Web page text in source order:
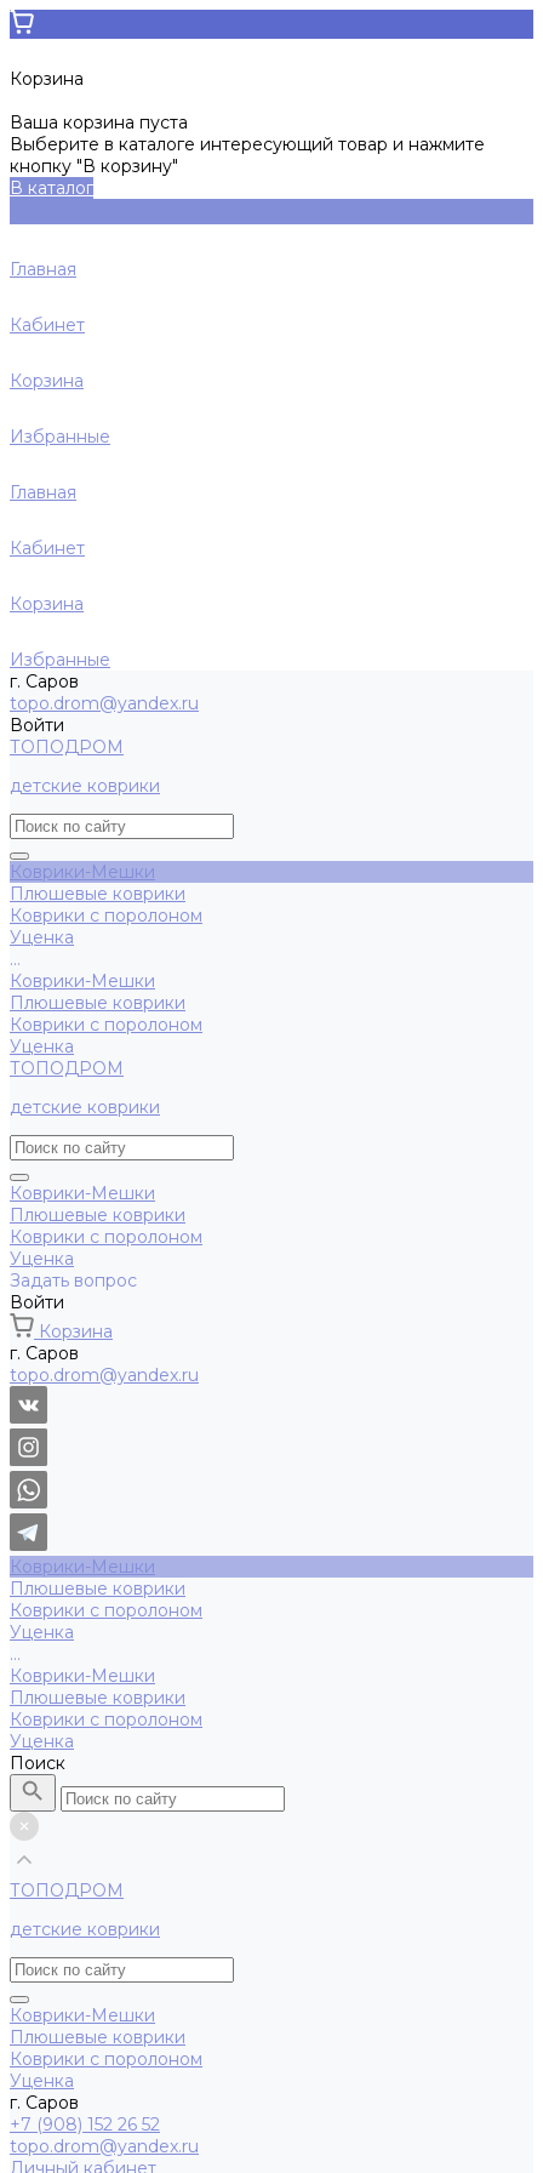
Корзина
Ваша корзина пуста
Выберите в каталоге интересующий товар и нажмите
кнопку "В корзину"
В каталог
Главная
Кабинет
Корзина
Избранные
Главная
Кабинет
Корзина
Избранные
г. Саров
topo.drom@yandex.ru
Войти
ТОПОДРОМ
детские коврики
Коврики-Мешки
Плюшевые коврики
Коврики с поролоном
Уценка
...
Коврики-Мешки
Плюшевые коврики
Коврики с поролоном
Уценка
ТОПОДРОМ
детские коврики
Коврики-Мешки
Плюшевые коврики
Коврики с поролоном
Уценка
Задать вопрос
Войти
Корзина
г. Саров
topo.drom@yandex.ru
Коврики-Мешки
Плюшевые коврики
Коврики с поролоном
Уценка
...
Коврики-Мешки
Плюшевые коврики
Коврики с поролоном
Уценка
Поиск
ТОПОДРОМ
детские коврики
Коврики-Мешки
Плюшевые коврики
Коврики с поролоном
Уценка
г. Саров
+7 (908) 152 26 52
topo.drom@yandex.ru
Личный кабинет